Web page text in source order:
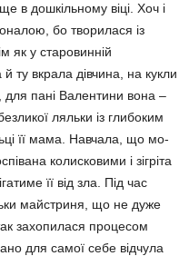
в дошкільному віці. Хоч і
бо тво­рилася із
як у старовинній
ту вкрала дівчина, на кукли
пані Валентини вона –
ляльки із глибоким
її мама. Навчала, що мо­
колисковими і зігріта
її від зла. Під час
майстриня, що не дуже
захопилася процесом
для самої себе відчула